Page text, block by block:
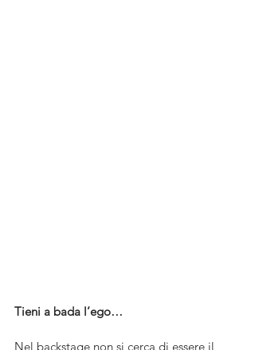
Tieni a bada l’ego…
Nel backstage non si cerca di essere il